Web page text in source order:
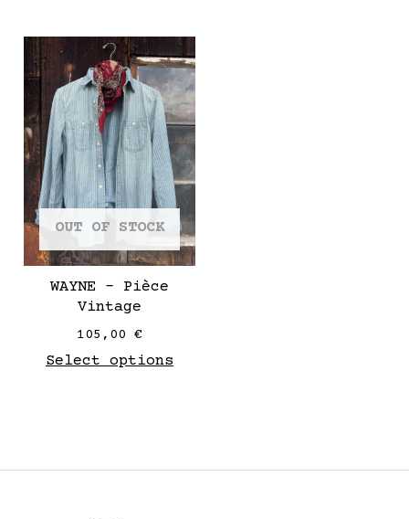
OUT OF STOCK
WAYNE – Pièce
Vintage
105,00 €
Select options
This
product
has
multiple
variants.
The
options
may
be
chosen